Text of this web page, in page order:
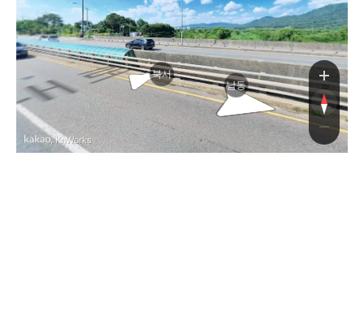
북서
남동
, KnWorks